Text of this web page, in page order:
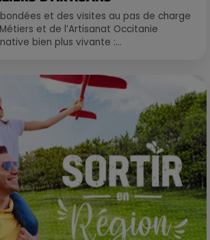
et des visites au pas de charge
et de l’Artisanat Occitanie
bien plus vivante :...